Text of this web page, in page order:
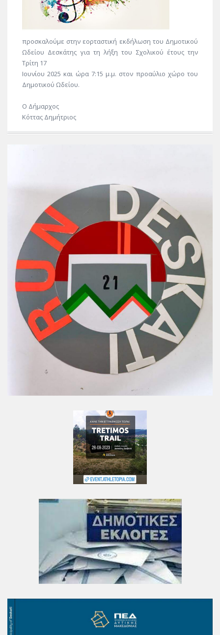
προσκαλούμε στην εορταστική εκδήλωση του Δημοτικού
Ωδείου Δεσκάτης για τη λήξη του Σχολικού έτους την
Τρίτη 17
Ιουνίου 2025 και ώρα 7:15 μ.μ. στον προαύλιο χώρο του
Δημοτικού Ωδείου.
Ο Δήμαρχος
Κόττας Δημήτριος